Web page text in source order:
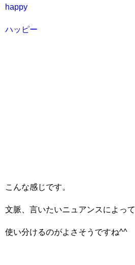
happy
ハッピー
こんな感じです。
文脈、言いたいニュアンスによって
使い分けるのがよさそうですね^^